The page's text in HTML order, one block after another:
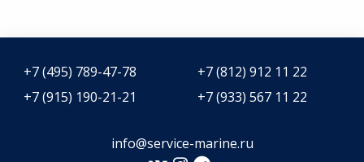
+7 (495) 789-47-78
+7 (812) 912 11 22
+7 (915) 190-21-21
+7 (933) 567 11 22
info@service-marine.ru​​